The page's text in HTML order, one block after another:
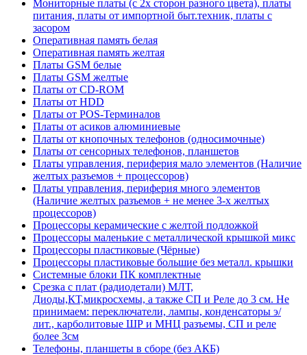
Мониторные платы (с 2х сторон разного цвета), платы
питания, платы от импортной быт.техник, платы с
засором
Оперативная память белая
Оперативная память желтая
Платы GSM белые
Платы GSM желтые
Платы от CD-ROM
Платы от HDD
Платы от POS-Терминалов
Платы от асиков алюминиевые
Платы от кнопочных телефонов (односимочные)
Платы от сенсорных телефонов, планшетов
Платы управления, периферия мало элементов (Наличие
желтых разъемов + процессоров)
Платы управления, периферия много элементов
(Наличие желтых разъемов + не менее 3-х желтых
процессоров)
Процессоры керамические с желтой подложкой
Процессоры маленькие с металлической крышкой микс
Процессоры пластиковые (Чёрные)
Процессоры пластиковые большие без металл. крышки
Системные блоки ПК комплектные
Срезка с плат (радиодетали) МЛТ,
Диоды,КТ,микросхемы, а также СП и Реле до 3 см. Не
принимаем: переключатели, лампы, конденсаторы э/
лит., карболитовые ШР и МНЦ разъемы, СП и реле
более 3см
Телефоны, планшеты в сборе (без АКБ)